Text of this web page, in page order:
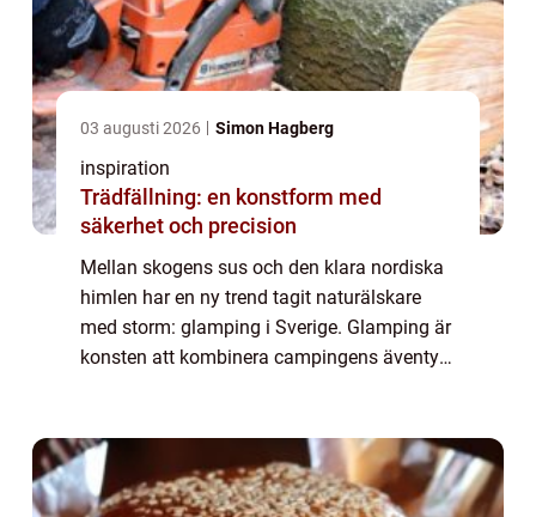
03 augusti 2026 Simon Hagberg
inspiration
Trädfällning: en konstform med
säkerhet och precision
Mellan skogens sus och den klara nordiska
himlen har en ny trend tagit naturälskare
med storm: glamping i Sverige. Glamping är
konsten att kombinera campingens äventyr